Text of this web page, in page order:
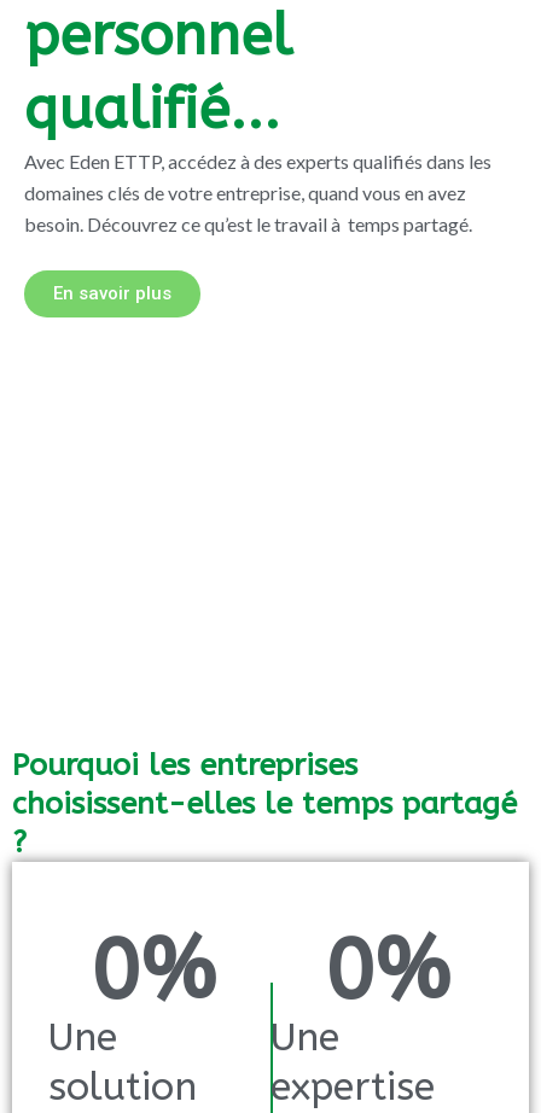
personnel
qualifié...
Avec Eden ETTP, accédez à des experts qualifiés dans les
domaines clés de votre entreprise, quand vous en avez
besoin. Découvrez ce qu’est le travail à temps partagé.
En savoir plus
Pourquoi les entreprises
choisissent-elles le temps partagé
?
Une
solution
0%
Une
expertise
0%